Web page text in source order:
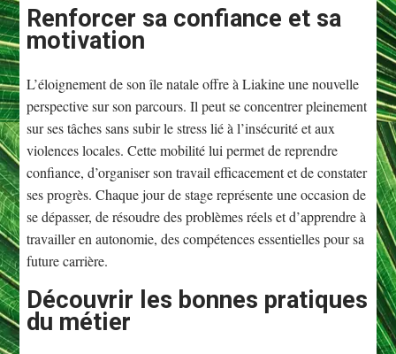
Renforcer sa confiance et sa
motivation
L’éloignement de son île natale offre à Liakine une nouvelle
perspective sur son parcours. Il peut se concentrer pleinement
sur ses tâches sans subir le stress lié à l’insécurité et aux
violences locales. Cette mobilité lui permet de reprendre
confiance, d’organiser son travail efficacement et de constater
ses progrès. Chaque jour de stage représente une occasion de
se dépasser, de résoudre des problèmes réels et d’apprendre à
travailler en autonomie, des compétences essentielles pour sa
future carrière.
Découvrir les bonnes pratiques
du métier